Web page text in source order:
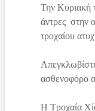
Την Κυριακή
άντρες στην
τροχαίου
ασθενοφόρο
Η Τροχαία